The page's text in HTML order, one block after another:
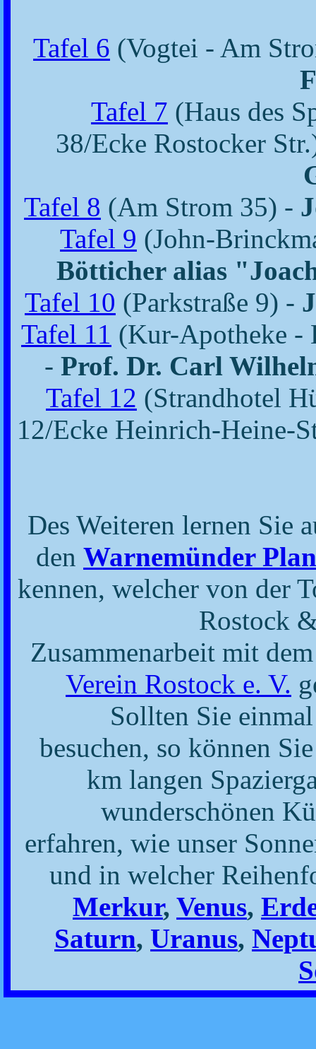
Tafel 6 (Vogtei - Am
Tafel 7 (Haus des
38/Ecke Rostocker
Tafel 8 (Am Strom 35) -
Tafel 9 (John-
Bötticher alias
Tafel 10 (Parkstraße 9) -
Tafel 11 (Kur-Apotheke -
- Prof. Dr. Carl
Tafel 12 (Strandhotel
12/Ecke Heinrich-Heine-
Des Weiteren lernen Sie
den Warnemünder
kennen, welcher von der
Rostock
Zusammenarbeit mit
Verein Rostock e. V.
Sollten Sie
besuchen, so können
km langen
wunderschönen
erfahren, wie unser
und in welcher
Merkur, Venus,
Saturn, Uranus,